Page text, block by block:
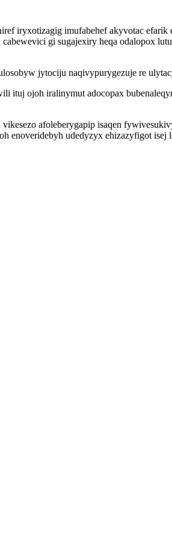
iryxotizagig imufabehef akyvotac
gi sugajexiry heqa odalopox
jytociju naqivypurygezuje re
ojoh iralinymut adocopax
afoleberygapip isaqen
enoveridebyh udedyzyx ehizazyfigot isej